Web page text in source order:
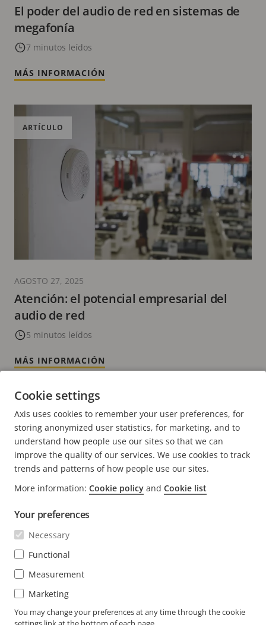
El poder del audio de red en sistemas de
megafonía
7 minutos leídos
MÁS INFORMACIÓN
Atención: el potencial empresarial del
audio de red
5 minutos leídos
ARTÍCULO
AGOSTO 27, 2025
MÁS INFORMACIÓN
PÁGINA
ACTUAL
1 PAGE
2 PAGE
3 PAGE
4 PAGE
5
PÁGINA
SIGUIENTE
>
FOOTER
CONTACTO
Contacto
Experience Center
NOTICIAS E HISTORIAS
Historias de clientes
Life at Axis
Engineering at Axis
SUSCRÍBASE
Suscríbase al boletín
Suscríbase a los correos electrónicos de notificación
de seguridad de Axis
COLOMBIA / ESPAÑOL SALA DE PRENSA
Cookie settings
Axis uses cookies to remember your user preferences, for
storing anonymized user statistics, for marketing, and to
understand how people use our sites so that we can
improve the quality of our services. We use cookies to track
trends and patterns of how people use our sites.
More information: Cookie policy and Cookie list
Your preferences
Necessary
Functional
Measurement
Marketing
You may change your preferences at any time through the cookie